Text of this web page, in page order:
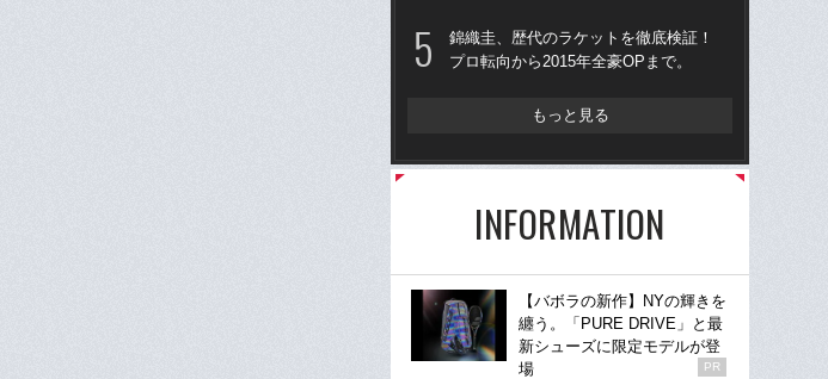
錦織圭、歴代のラケットを徹底検証！
プロ転向から2015年全豪OPまで。
もっと見る
INFORMATION
【バボラの新作】NYの輝きを
纏う。「PURE DRIVE」と最
新シューズに限定モデルが登
場
PR